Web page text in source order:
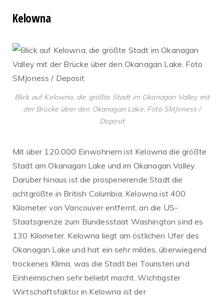
Kelowna
Blick auf Kelowna, die größte Stadt im Okanagan Valley mit
der Brücke über den Okanagan Lake. Foto SMJoness /
Deposit
Mit über 120.000 Einwohnern ist Kelowna die größte
Stadt am Okanagan Lake und im Okanagan Valley.
Darüber hinaus ist die prosperierende Stadt die
achtgrößte in British Columbia. Kelowna ist 400
Kilometer von Vancouver entfernt, an die US-
Staatsgrenze zum Bundesstaat Washington sind es
130 Kilometer. Kelowna liegt am östlichen Ufer des
Okanagan Lake und hat ein sehr mildes, überwiegend
trockenes Klima, was die Stadt bei Touristen und
Einheimischen sehr beliebt macht. Wichtigster
Wirtschaftsfaktor in Kelowna ist der